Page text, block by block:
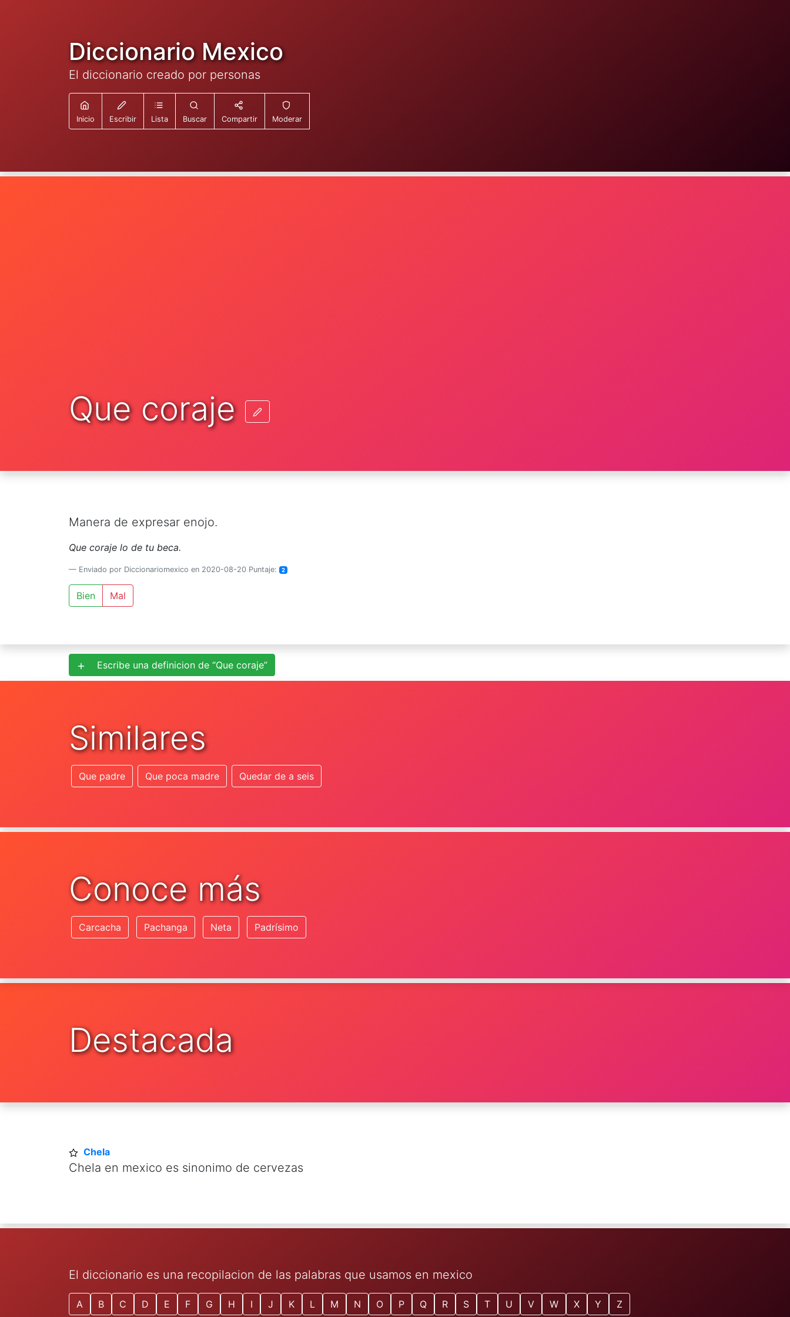
Diccionario Mexico
El diccionario creado por personas
Inicio Escribir Lista Buscar Compartir Moderar
Que coraje
Manera de expresar enojo.
Que coraje lo de tu beca.
Enviado por Diccionariomexico en 2020-08-20 Puntaje: 2
Bien Mal
Escribe una definicion de “Que coraje”
Similares
Que padre Que poca madre Quedar de a seis
Conoce más
Carcacha Pachanga Neta Padrísimo
Destacada
Chela
Chela en mexico es sinonimo de cervezas
El diccionario es una recopilacion de las palabras que usamos en mexico
A B C D E F G H I J K L M N O P Q R S T U V W X Y Z